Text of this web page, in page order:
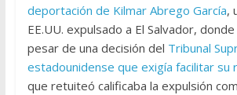
deportación de Kilmar Abrego García,
EE.UU. expulsado a El Salvador,
pesar de una decisión del Tribunal
estadounidense que exigía facilitar su
que retuiteó calificaba la expulsión